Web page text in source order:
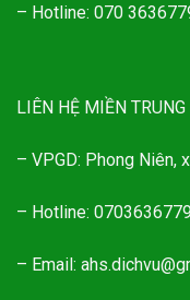
– Hotline: 070
LIÊN HỆ MIỀN TRUNG
– VPGD: Phong Niên,
– Hotline:
– Email: